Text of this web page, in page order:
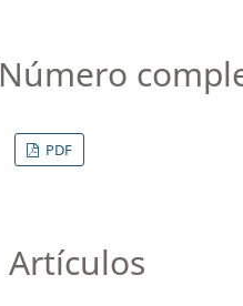
Número
PDF
Artículos